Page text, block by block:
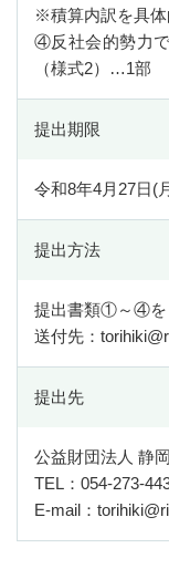
令和7年度 知財活
第10回知財活用ア
第10回知財活用ア
専門家派遣事業
専門家派遣制度
登録専門家の方へ
専門家登録希望の方へ
専門家派遣活用事例
脱炭素化支援チーム
経営革新支援チーム
ものづくり生産性向
経営革新計画支援事業
※積算内訳を具体
④反社会的勢力
（様式2）…1部
提出期限
令和8年4月27日
提出方法
提出書類①～④を
送付先：
提出先
公益財団法人 静
TEL：054-273-
E-mail：